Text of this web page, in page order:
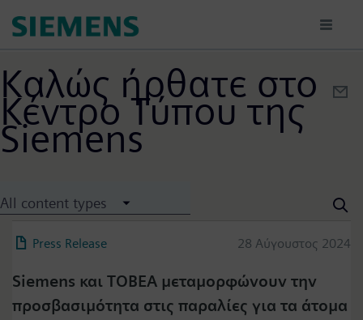
προς
κυρίως
περιεχόμενο
Καλώς ήρθατε στο
Κέντρο Τύπου της
Siemens
All content types
Press Release 28 Αύγουστος 2024
Siemens και TOBEA μεταμορφώνουν την
προσβασιμότητα στις παραλίες για τα άτομα